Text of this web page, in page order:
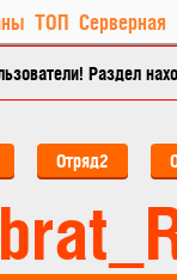
ТОП Серверная
Раздел
Отряд2